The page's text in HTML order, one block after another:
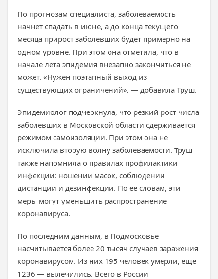
По прогнозам специалиста, заболеваемость
начнет спадать в июне, а до конца текущего
месяца прирост заболевших будет примерно на
одном уровне. При этом она отметила, что в
начале лета эпидемия внезапно закончиться не
может. «Нужен поэтапный выход из
существующих ограничений», — добавила Труш.
Эпидемиолог подчеркнула, что резкий рост числа
заболевших в Московской области сдерживается
режимом самоизоляции. При этом она не
исключила вторую волну заболеваемости. Труш
также напомнила о правилах профилактики
инфекции: ношении масок, соблюдении
дистанции и дезинфекции. По ее словам, эти
меры могут уменьшить распространение
коронавируса.
По последним данным, в Подмосковье
насчитывается более 20 тысяч случаев заражения
коронавирусом. Из них 195 человек умерли, еще
1236 — вылечились. Всего в России